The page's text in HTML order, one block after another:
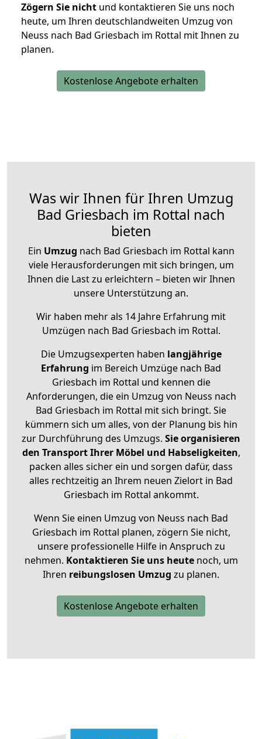
Zögern Sie nicht und kontaktieren Sie uns noch
heute, um Ihren deutschlandweiten Umzug von
Neuss nach Bad Griesbach im Rottal mit Ihnen zu
planen.
Kostenlose Angebote erhalten
Was wir Ihnen für Ihren Umzug
Bad Griesbach im Rottal nach
bieten
Ein Umzug nach Bad Griesbach im Rottal kann
viele Herausforderungen mit sich bringen, um
Ihnen die Last zu erleichtern – bieten wir Ihnen
unsere Unterstützung an.
Wir haben mehr als 14 Jahre Erfahrung mit
Umzügen nach Bad Griesbach im Rottal.
Die Umzugsexperten haben langjährige
Erfahrung im Bereich Umzüge nach Bad
Griesbach im Rottal und kennen die
Anforderungen, die ein Umzug von Neuss nach
Bad Griesbach im Rottal mit sich bringt. Sie
kümmern sich um alles, von der Planung bis hin
zur Durchführung des Umzugs. Sie organisieren
den Transport Ihrer Möbel und Habseligkeiten,
packen alles sicher ein und sorgen dafür, dass
alles rechtzeitig an Ihrem neuen Zielort in Bad
Griesbach im Rottal ankommt.
Wenn Sie einen Umzug von Neuss nach Bad
Griesbach im Rottal planen, zögern Sie nicht,
unsere professionelle Hilfe in Anspruch zu
nehmen. Kontaktieren Sie uns heutenoch, um
Ihren reibungslosen Umzug zu planen.
Kostenlose Angebote erhalten